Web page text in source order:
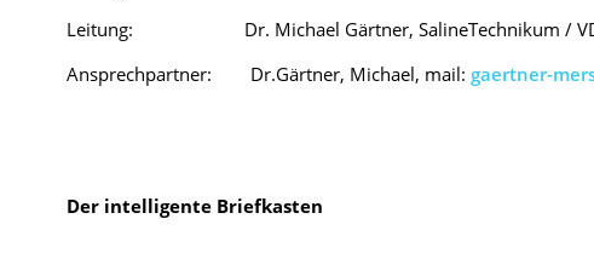
Leitung: Dr. Michael Gärtner, SalineTechnikum / VDI
Ansprechpartner: Dr.Gärtner, Michael, mail:gaertner-
Der intelligente Briefkasten